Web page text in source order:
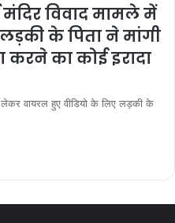
विवाद मामले में
के पिता ने मांगी
करने का कोई इरादा
वायरल हुए वीडियो के लिए लड़की के